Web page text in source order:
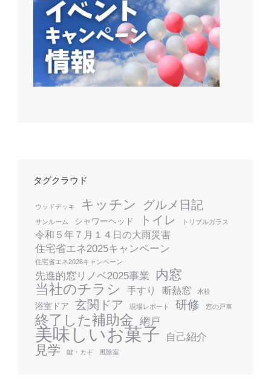
タグクラウド
ウッドデッキ キッチン グルメ日記
サンルーム シャワーヘッド トイレ トリプルガラス
令和５年７月１４日の大雨災害
住宅省エネ2025キャンペーン
住宅省エネ2026キャンペーン
先進的窓リノベ2025事業 内窓
当社のチラシ 手すり 断熱窓 水栓
浴室ドア 玄関ドア 現場レポート 研修 窓の戸車
終了した補助金 網戸
美味しいお菓子 自己紹介
見学 鍵・カギ 風除室